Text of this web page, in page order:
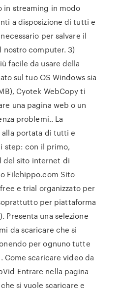
in streaming in modo
a disposizione di tutti e
per salvare il
nostro computer. 3)
facile da usare della
sul tuo OS Windows sia
Cyotek WebCopy ti
una pagina web o un
problemi.. La
portata di tutti e
step: con il primo,
del sito internet di
Filehippo.com Sito
e trial organizzato per
per piattaforma
Presenta una selezione
da scaricare che si
per ognuno tutte
Come scaricare video da
Entrare nella pagina
si vuole scaricare e